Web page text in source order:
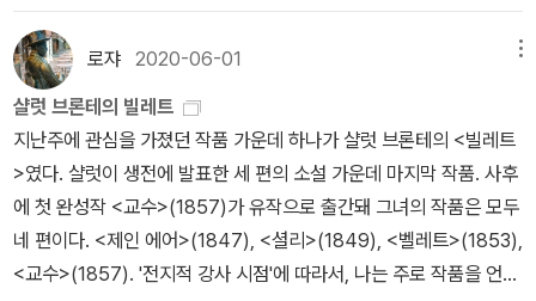
오스틴 <설득> 6장존 밀턴 <실낙원> - 주구장창 언급이 된다고 합
니다 7장조지 엘리엇 <미들 마치> - 무려 1416쪽이고 30년 전의
번역판이 개정되어 나온 것입니다. 구입 전 신중하게 고민을 해 보시
길.. - 지만지 고전천줄 시리즈에 축약본이 있습니다. (왼편의 완역
판 번역을 참고하여 만들어졌다고 합니다) 메리 셸리 <프랑켄슈타
인>8장에밀리 브론테 <폭풍의 언덕> 9장샬롯 브론테 <교수> 10장
샬롯 브론테 <제인 에어> 존 버니언 <천로 역정> 11장샬롯 브론테
<셜리 Shirley> (번역되지 않음) 12장샬롯 브론테 <빌레트> 13장
조지 엘리엇 <벗겨진 베일> 14장조지 엘리엇 <성직 생활의 장면들
로쟈 2020-06-01
샬럿 브론테의 빌레트
지난주에 관심을 가졌던 작품 가운데 하나가 샬럿 브론테의 <빌레트
>였다. 샬럿이 생전에 발표한 세 편의 소설 가운데 마지막 작품. 사후
에 첫 완성작 <교수>(1857)가 유작으로 출간돼 그녀의 작품은 모두
네 편이다. <제인 에어>(1847), <셜리>(1849), <벨레트>(1853),
<교수>(1857). '전지적 강사 시점'에 따라서, 나는 주로 작품을 언제